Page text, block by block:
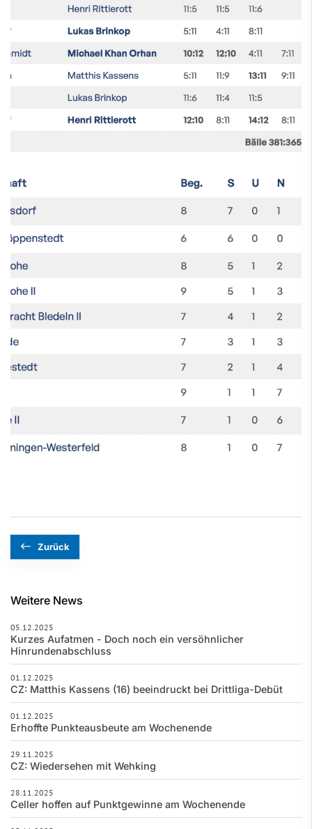
Zurück
Weitere News
05.12.2025
Kurzes Aufatmen - Doch noch ein versöhnlicher
Hinrundenabschluss
01.12.2025
CZ: Matthis Kassens (16) beeindruckt bei Drittliga-Debüt
01.12.2025
Erhoffte Punkteausbeute am Wochenende
29.11.2025
CZ: Wiedersehen mit Wehking
28.11.2025
Celler hoffen auf Punktgewinne am Wochenende